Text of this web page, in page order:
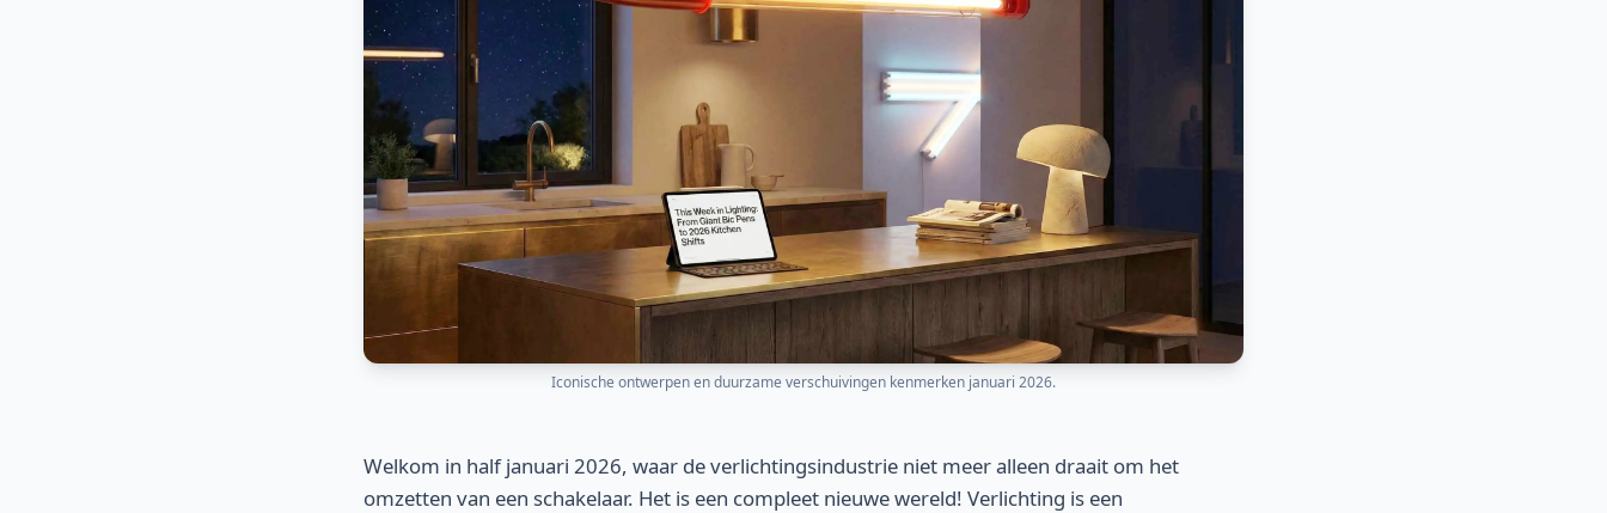
Iconische ontwerpen en duurzame verschuivingen kenmerken januari 2026.
Welkom in half januari 2026, waar de verlichtingsindustrie niet meer alleen draait om het
omzetten van een schakelaar. Het is een compleet nieuwe wereld! Verlichting is een